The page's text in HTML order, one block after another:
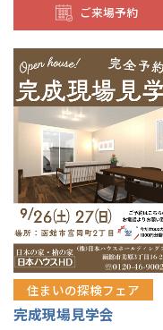
ご来場予約
住まいの探検フェア
完成現場見学会